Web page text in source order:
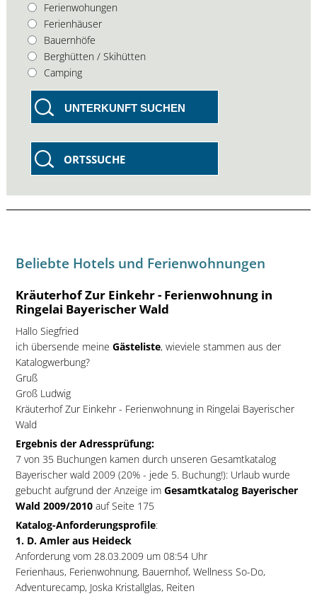
Ferienwohungen
Ferienhäuser
Bauernhöfe
Berghütten / Skihütten
Camping
UNTERKUNFT SUCHEN
ORTSSUCHE
Beliebte Hotels und Ferienwohnungen
Kräuterhof Zur Einkehr - Ferienwohnung in
Ringelai Bayerischer Wald
Hallo Siegfried
ich übersende meine Gästeliste, wieviele stammen aus der
Katalogwerbung?
Gruß
Groß Ludwig
Kräuterhof Zur Einkehr - Ferienwohnung in Ringelai Bayerischer
Wald
Ergebnis der Adressprüfung:
7 von 35 Buchungen kamen durch unseren Gesamtkatalog
Bayerischer wald 2009 (20% - jede 5. Buchung!): Urlaub wurde
gebucht aufgrund der Anzeige im Gesamtkatalog Bayerischer
Wald 2009/2010auf Seite 175
Katalog-Anforderungsprofile:
1. D. Amler aus Heideck
Anforderung vom 28.03.2009 um 08:54 Uhr
Ferienhaus, Ferienwohnung, Bauernhof, Wellness So-Do,
Adventurecamp, Joska Kristallglas, Reiten